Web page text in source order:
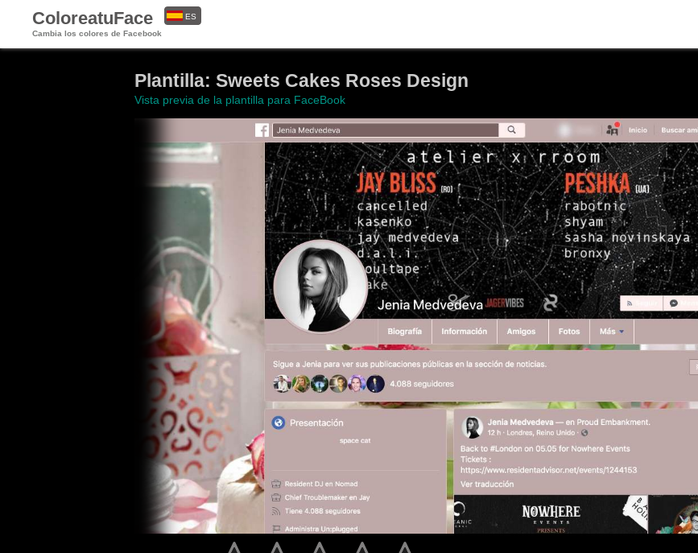
ColoreatuFace
Cambia los colores de Facebook
ES
Plantilla: Sweets Cakes Roses Design
Vista previa de la plantilla para FaceBook